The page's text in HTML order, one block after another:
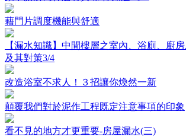
藉門片調度機能與舒適
【漏水知識】中間樓層之室內、浴廁、廚
及其對策3/4
改造浴室不求人！３招讓你煥然一新
顛覆我們對於泥作工程既定注意事項的印象
看不見的地方才更重要-房屋漏水(三)